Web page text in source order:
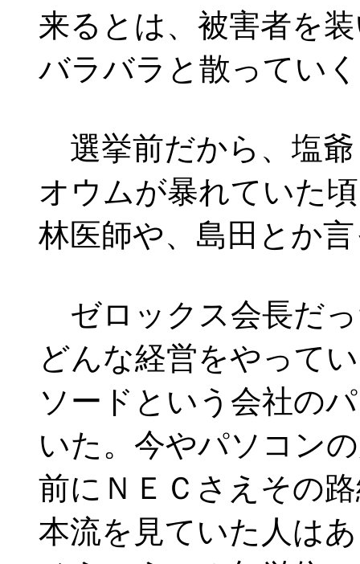
来るとは、被害者を
バラバラと散ってい
選挙前だから、塩
オウムが暴れていた
林医師や、島田とか
ゼロックス会長だっ
どんな経営をやって
ソードという会社の
いた。今やパソコン
前にＮＥＣさえその
本流を見ていた人は